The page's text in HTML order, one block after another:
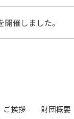
催しました。
ご挨拶 財団概要